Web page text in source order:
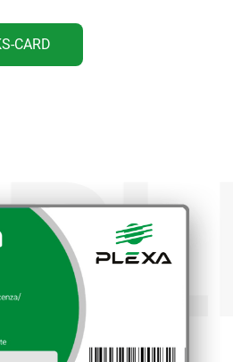
CARD